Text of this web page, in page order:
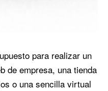
para realizar un
de empresa, una tienda
o una sencilla virtual